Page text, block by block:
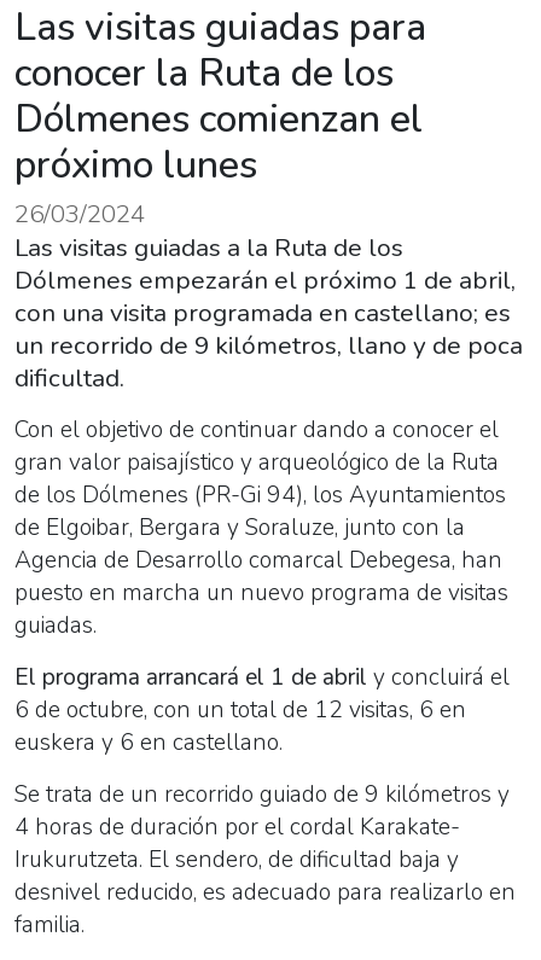
Las visitas guiadas para
conocer la Ruta de los
Dólmenes comienzan el
próximo lunes
26/03/2024
Las visitas guiadas a la Ruta de los
Dólmenes empezarán el próximo 1 de abril,
con una visita programada en castellano; es
un recorrido de 9 kilómetros, llano y de poca
dificultad.
Con el objetivo de continuar dando a conocer el
gran valor paisajístico y arqueológico de la Ruta
de los Dólmenes (PR-Gi 94), los Ayuntamientos
de Elgoibar, Bergara y Soraluze, junto con la
Agencia de Desarrollo comarcal Debegesa, han
puesto en marcha un nuevo programa de visitas
guiadas.
El programa arrancará el 1 de abril y concluirá el
6 de octubre, con un total de 12 visitas, 6 en
euskera y 6 en castellano.
Se trata de un recorrido guiado de 9 kilómetros y
4 horas de duración por el cordal Karakate-
Irukurutzeta. El sendero, de dificultad baja y
desnivel reducido, es adecuado para realizarlo en
familia.